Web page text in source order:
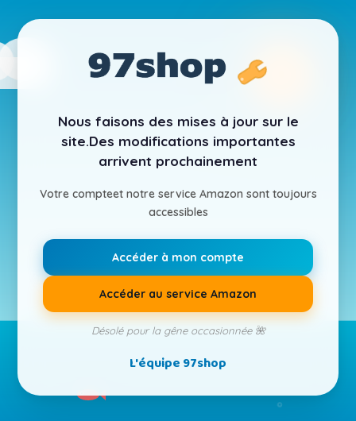
Nous faisons des mises à jour sur le
site.Des modifications importantes
arrivent prochainement
Votre compteet notre service Amazon sont toujours
accessibles
Accéder à mon compte
Accéder au service Amazon
Désolé pour la gêne occasionnée 🌺
L'équipe 97shop